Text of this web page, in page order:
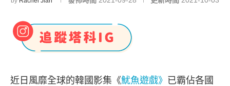
近日風靡全球的韓國影集《魷魚遊戲》 已霸佔各國